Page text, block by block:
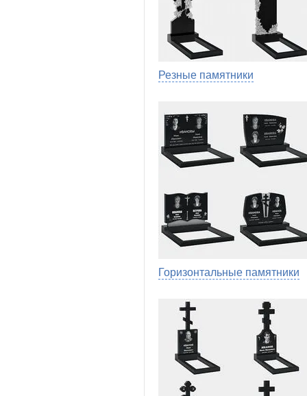
Резные памятники
Горизонтальные памятники